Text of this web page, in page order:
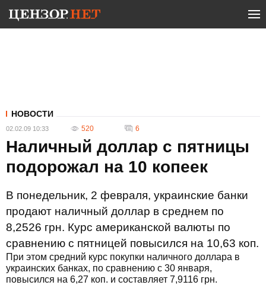
НОВОСТИ
02.02.09 10:33 520 6
Наличный доллар с пятницы
подорожал на 10 копеек
В понедельник, 2 февраля, украинские банки
продают наличный доллар в среднем по
8,2526 грн. Курс американской валюты по
сравнению с пятницей повысился на 10,63 коп.
При этом средний курс покупки наличного доллара в
украинских банках, по сравнению с 30 января,
повысился на 6,27 коп. и составляет 7,9116 грн.